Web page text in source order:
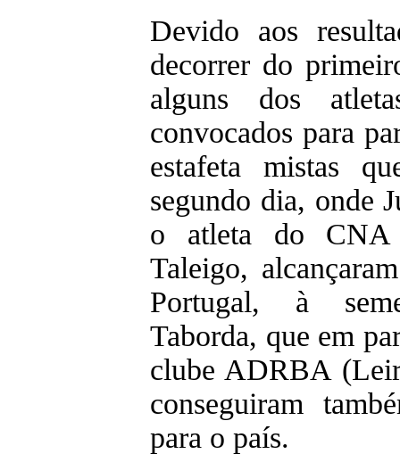
Devido aos
decorrer do
alguns dos
convocados para
estafeta mistas
segundo dia, onde
o atleta do CNA
Taleigo,
Portugal, à
Taborda, que em
clube ADRBA
conseguiram
para o país.